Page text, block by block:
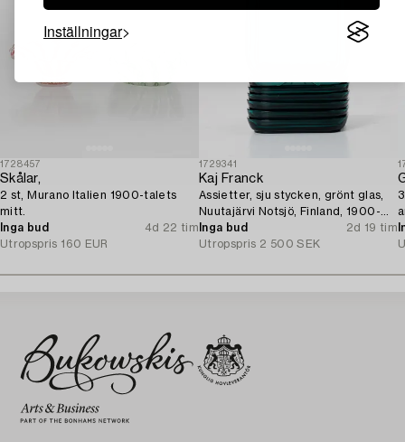
Inställningar
1728457
Skålar,
2 st, Murano Italien 1900-talets
mitt.
Inga bud
4d 22 tim
Utropspris 160 EUR
1729341
Kaj Franck
Assietter, sju stycken, grönt glas,
Nuutajärvi Notsjö, Finland, 1900-
tal.
Inga bud
2d 19 tim
Utropspris 2 500 SEK